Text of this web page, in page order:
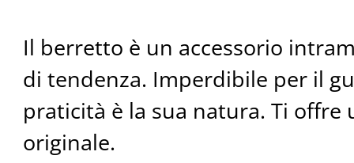
Il berretto è un accessorio
di tendenza. Imperdibile per il
praticità è la sua natura. Ti offre
originale.